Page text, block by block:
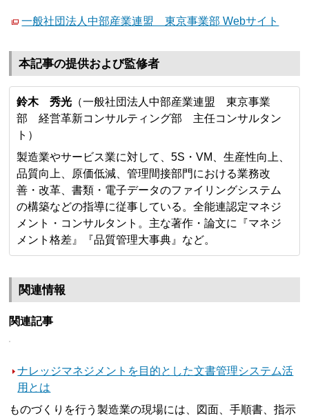
一般社団法人中部産業連盟 東京事業部 Webサイト
本記事の提供および監修者
鈴木 秀光 （一般社団法人中部産業連盟 東京事業
部 経営革新コンサルティング部 主任コンサルタン
ト）
製造業やサービス業に対して、5S・VM、生産性向上、
品質向上、原価低減、管理間接部門における業務改
善・改革、書類・電子データのファイリングシステム
の構築などの指導に従事している。全能連認定マネジ
メント・コンサルタント。主な著作・論文に『マネジ
メント格差』『品質管理大事典』など。
関連情報
関連記事
ナレッジマネジメントを目的とした文書管理システム活
用とは
ものづくりを行う製造業の現場には、図面、手順書、指示